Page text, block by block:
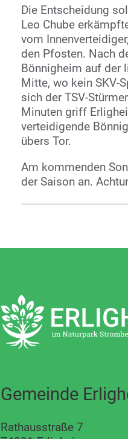
Die Entscheidung
Leo Chube
vom
den Pfosten. Nach
Bönnigheim auf der
Mitte, wo kein SKV-
sich der TSV-
Minuten griff
verteidigende
übers Tor.
Am kommenden
der Saison an.
Gemeinde
Rathausstraße 7